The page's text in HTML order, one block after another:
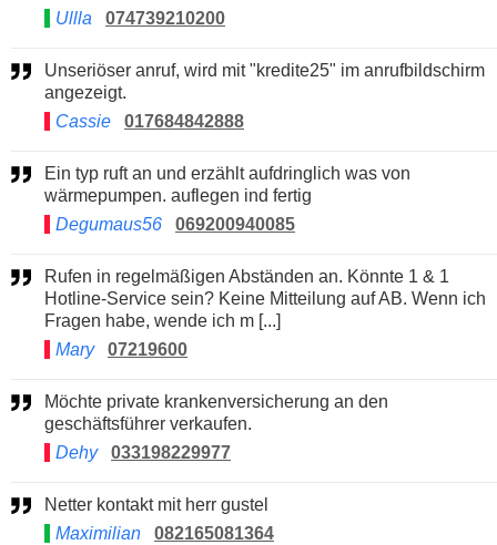
Ullla
074739210200
Unseriöser anruf, wird mit "kredite25" im anrufbildschirm
angezeigt.
Cassie
017684842888
Ein typ ruft an und erzählt aufdringlich was von
wärmepumpen. auflegen ind fertig
Degumaus56
069200940085
Rufen in regelmäßigen Abständen an. Könnte 1 & 1
Hotline-Service sein? Keine Mitteilung auf AB. Wenn ich
Fragen habe, wende ich m [...]
Mary
07219600
Möchte private krankenversicherung an den
geschäftsführer verkaufen.
Dehy
033198229977
Netter kontakt mit herr gustel
Maximilian
082165081364